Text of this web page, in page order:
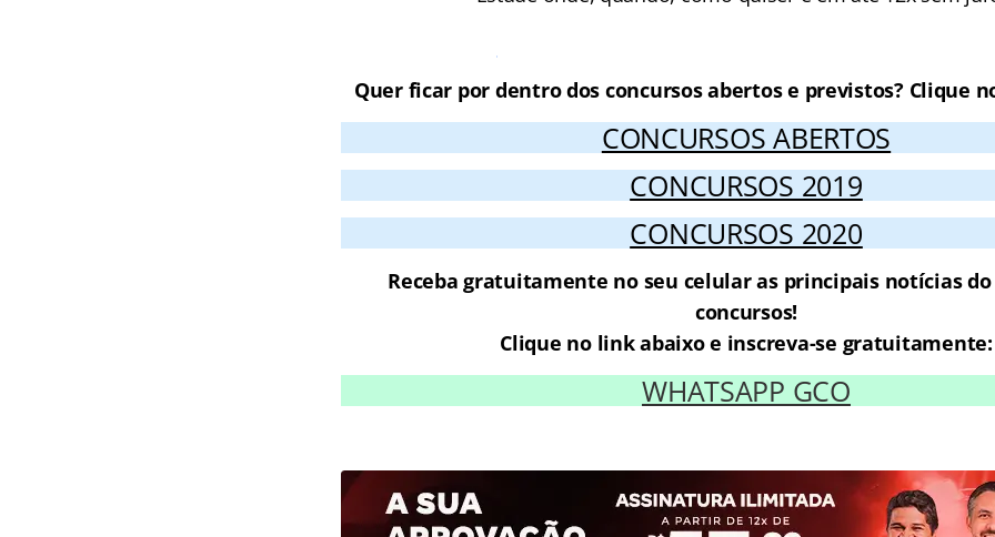
Quer ficar por dentro dos concursos abertos e previstos? Clique
CONCURSOS ABERTOS
CONCURSOS 2019
CONCURSOS 2020
Receba gratuitamente no seu celular as principais notícias
concursos!
Clique no link abaixo e inscreva-se gratuitamente:
WHATSAPP GCO